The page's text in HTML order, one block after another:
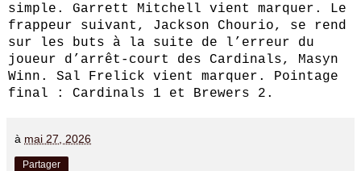
simple. Garrett Mitchell vient marquer. Le
frappeur suivant, Jackson Chourio, se rend
sur les buts à la suite de l’erreur du
joueur d’arrêt‑court des Cardinals, Masyn
Winn. Sal Frelick vient marquer. Pointage
final : Cardinals 1 et Brewers 2.
à mai 27, 2026
Partager